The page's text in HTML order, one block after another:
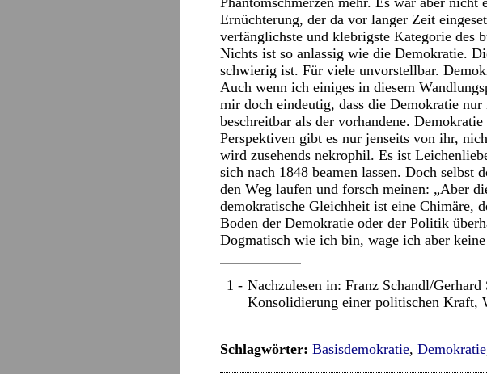
Ernüchterung, der da vor langer Zeit
verfänglichste und klebrigste Kategorie des
Nichts ist so anlassig wie die Demokratie.
schwierig ist. Für viele unvorstellbar.
Auch wenn ich einiges in diesem
mir doch eindeutig, dass die Demokratie
beschreitbar als der vorhandene.
Perspektiven gibt es nur jenseits von ihr,
wird zusehends nekrophil. Es ist
sich nach 1848 beamen lassen. Doch selbst
den Weg laufen und forsch meinen: „Aber
demokratische Gleichheit ist eine Chimäre,
Boden der Demokratie oder der Politik
Dogmatisch wie ich bin, wage ich aber keine
Nachzulesen in: Franz Schandl/
Konsolidierung einer politischen Kraft,
Schlagwörter: Basisdemokratie, Demokratie